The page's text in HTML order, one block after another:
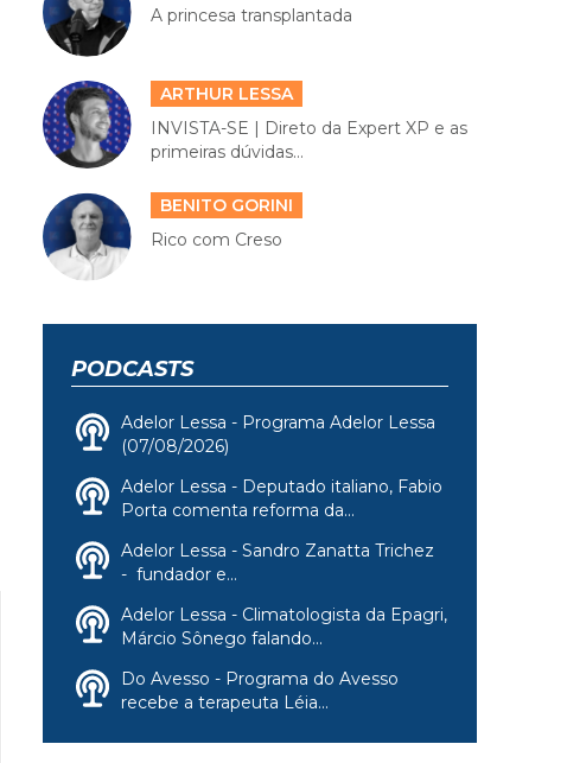
A princesa transplantada
ARTHUR LESSA
INVISTA-SE | Direto da Expert XP e as
primeiras dúvidas...
BENITO GORINI
Rico com Creso
PODCASTS
Adelor Lessa - Programa Adelor Lessa
(07/08/2026)
Adelor Lessa - Deputado italiano, Fabio
Porta comenta reforma da...
Adelor Lessa - Sandro Zanatta Trichez
- fundador e...
Adelor Lessa - Climatologista da Epagri,
Márcio Sônego falando...
Do Avesso - Programa do Avesso
recebe a terapeuta Léia...